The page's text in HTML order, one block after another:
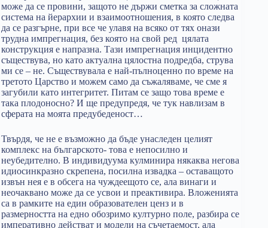
може да се провини, защото не държи сметка за сложната
система на йерархии и взаимоотношения, в която следва
да се разгърне, при все че улавя на всяко от тях онази
трудна импрегнация, без която на свой ред цялата
конструкция е напразна. Тази импрегнация инцидентно
съществува, но като актуална цялостна подредба, струва
ми се – не. Съществувала е най-пълноценно по време на
третото Царство и можем само да съжаляваме, че сме я
загубили като интегритет. Питам се защо това време е
така плодоносно? И ще предупредя, че тук навлизам в
сферата на моята предубеденост…
Твърдя, че не е възможно да бъде унаследен целият
комплекс на българското- това е непосилно и
неубедително. В индивидуума кулминира някаква негова
идиосинкразно скрепена, посилна извадка – оставащото
извън нея е в обсега на чуждеещото се, ала винаги и
неочаквано може да се усвои и преактивира. Вложенията
са в рамките на един образователен ценз и в
размерността на едно обозримо културно поле, разбира се
императивно действат и модели на съчетаемост, ала